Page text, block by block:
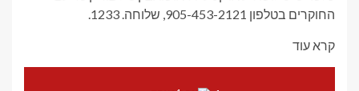
החוקרים בטלפון 905-453-2121, שלוחה. 1233.
קרא עוד